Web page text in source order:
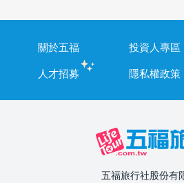
關於五福 投資人專區
人才招募
隱私權政策
五福旅行社股份有